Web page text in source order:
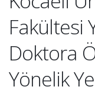
Fakültesi
Doktora
Yönelik